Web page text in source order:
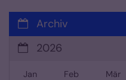
Archiv
2026
Jan Feb Mär